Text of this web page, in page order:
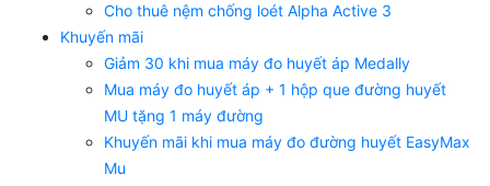
Cho thuê nệm chống loét Alpha Active 3
Khuyến mãi
Giảm 30 khi mua máy đo huyết áp Medally
Mua máy đo huyết áp + 1 hộp que đường huyết
MU tặng 1 máy đường
Khuyến mãi khi mua máy đo đường huyết EasyMax
Mu